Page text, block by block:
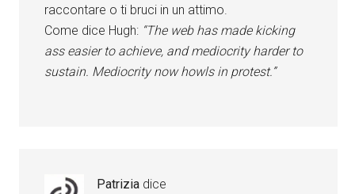
raccontare o ti bruci in un attimo.
Come dice Hugh: “The web has made kicking
ass easier to achieve, and mediocrity harder to
sustain. Mediocrity now howls in protest.”
Patrizia dice